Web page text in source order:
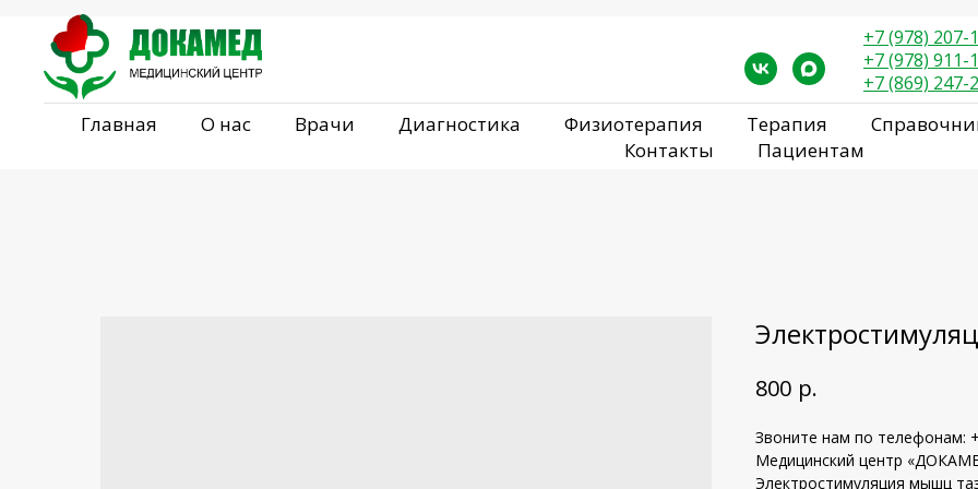
+7 (978) 207-
+7 (978) 911-
+7 (869) 247-
Главная О нас Врачи Диагностика Физиотерапия Терапия
Контакты
Пациентам
800 р.
Звоните нам по телефонам:
Медицинский центр
Электростимуляция мышц